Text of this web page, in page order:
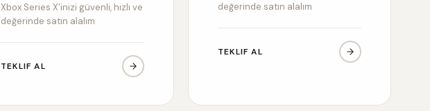
Xbox Series X’inizi güvenli, hızlı ve
değerinde satın alalım
TEKLIF AL
değerinde satın alalım
TEKLIF AL